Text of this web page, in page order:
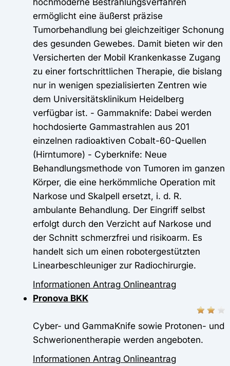
ermöglicht eine äußerst präzise
Tumorbehandlung bei gleichzeitiger Schonung
des gesunden Gewebes. Damit bieten wir den
Versicherten der Mobil Krankenkasse Zugang
zu einer fortschrittlichen Therapie, die bislang
nur in wenigen spezialisierten Zentren wie
dem Universitätsklinikum Heidelberg
verfügbar ist. - Gammaknife: Dabei werden
hochdosierte Gammastrahlen aus 201
einzelnen radioaktiven Cobalt-60-Quellen
(Hirntumore) - Cyberknife: Neue
Behandlungsmethode von Tumoren im ganzen
Körper, die eine herkömmliche Operation mit
Narkose und Skalpell ersetzt, i. d. R.
ambulante Behandlung. Der Eingriff selbst
erfolgt durch den Verzicht auf Narkose und
der Schnitt schmerzfrei und risikoarm. Es
handelt sich um einen robotergestützten
Linearbeschleuniger zur Radiochirurgie.
Informationen Antrag Onlineantrag
Pronova BKK
Cyber- und GammaKnife sowie Protonen- und
Schwerionentherapie werden angeboten.
Informationen Antrag Onlineantrag